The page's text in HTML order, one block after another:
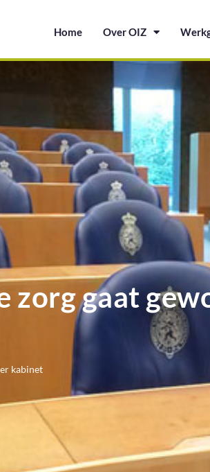
Home Over OIZ
zorg gaat
kabinet